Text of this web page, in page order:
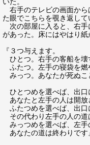
いた。
右手のテレビの画面から
た眼でこちらを覗き返して
次の部屋に入ると、右手
があった。床にはやはり紙
『３つ与えます。
ひとつ。右手の客船を壊
ふたつ。左手の寝袋を燃
みっつ。あなたが死ぬこ
ひとつめを選べば、出口
あなたと左手の人は開放
ふたつめを選べば、出口
その代わり左手の人の道
みっつめを選べば、左手
あなたの道は終わりです